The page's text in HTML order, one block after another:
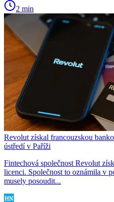
2 min
Revolut získal francouzskou
ústředí v Paříži
Fintechová společnost Revolut
licenci. Společnost to oznámila v
musely posoudit...